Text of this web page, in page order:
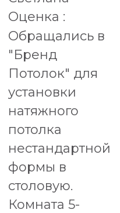
Оценка :
Обращались в
"Бренд
Потолок" для
установки
натяжного
потолка
нестандартной
формы в
столовую.
Комната 5-